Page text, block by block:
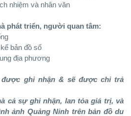
nhiệm và nhân văn
phát triển, người quan tâm:
bản đồ số
địa phương
ghi nhận & sẽ được chi trả
cả sự ghi nhận, lan tỏa giá trị, và
ảnh Quảng Ninh trên bản đồ du